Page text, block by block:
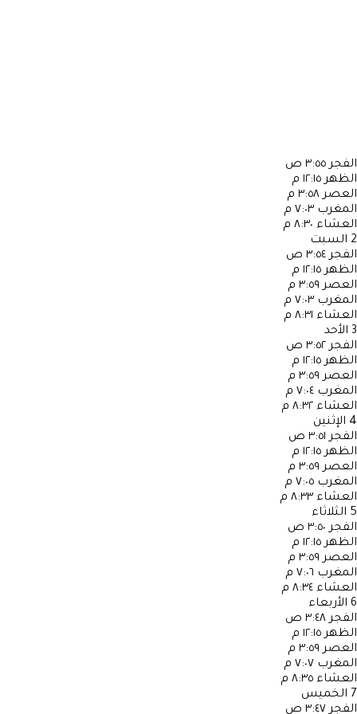
الفجر ٣:٥٥ ص
الظهر ١٢:١٥ م
العصر ٣:٥٨ م
المغرب ٧:٠٣ م
العشاء ٨:٣٠ م
2 السبت
الفجر ٣:٥٤ ص
الظهر ١٢:١٥ م
العصر ٣:٥٩ م
المغرب ٧:٠٣ م
العشاء ٨:٣١ م
3 الأحد
الفجر ٣:٥٢ ص
الظهر ١٢:١٥ م
العصر ٣:٥٩ م
المغرب ٧:٠٤ م
العشاء ٨:٣٢ م
4 الإثنين
الفجر ٣:٥١ ص
الظهر ١٢:١٥ م
العصر ٣:٥٩ م
المغرب ٧:٠٥ م
العشاء ٨:٣٣ م
5 الثلاثاء
الفجر ٣:٥٠ ص
الظهر ١٢:١٥ م
العصر ٣:٥٩ م
المغرب ٧:٠٦ م
العشاء ٨:٣٤ م
6 الأربعاء
الفجر ٣:٤٨ ص
الظهر ١٢:١٥ م
العصر ٣:٥٩ م
المغرب ٧:٠٧ م
العشاء ٨:٣٥ م
7 الخميس
الفجر ٣:٤٧ ص